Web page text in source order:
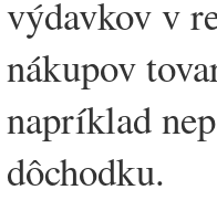
výdavkov v
nákupov
napríklad
dôchodku.